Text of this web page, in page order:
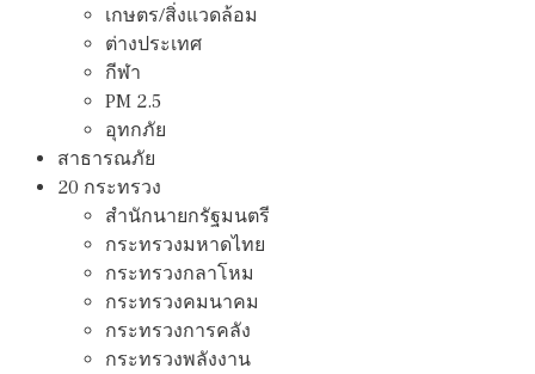
เกษตร/สิ่งแวดล้อม
ต่างประเทศ
กีฬา
PM 2.5
อุทกภัย
สาธารณภัย
20 กระทรวง
สํานักนายกรัฐมนตรี
กระทรวงมหาดไทย
กระทรวงกลาโหม
กระทรวงคมนาคม
กระทรวงการคลัง
กระทรวงพลังงาน